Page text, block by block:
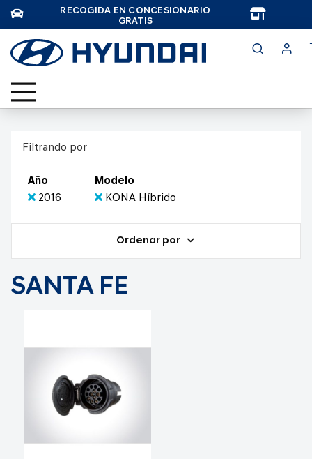
RECOGIDA EN CONCESIONARIO
GRATIS
Filtrando por
Año
2016
Modelo
KONA Híbrido
Ordenar por
SANTA FE